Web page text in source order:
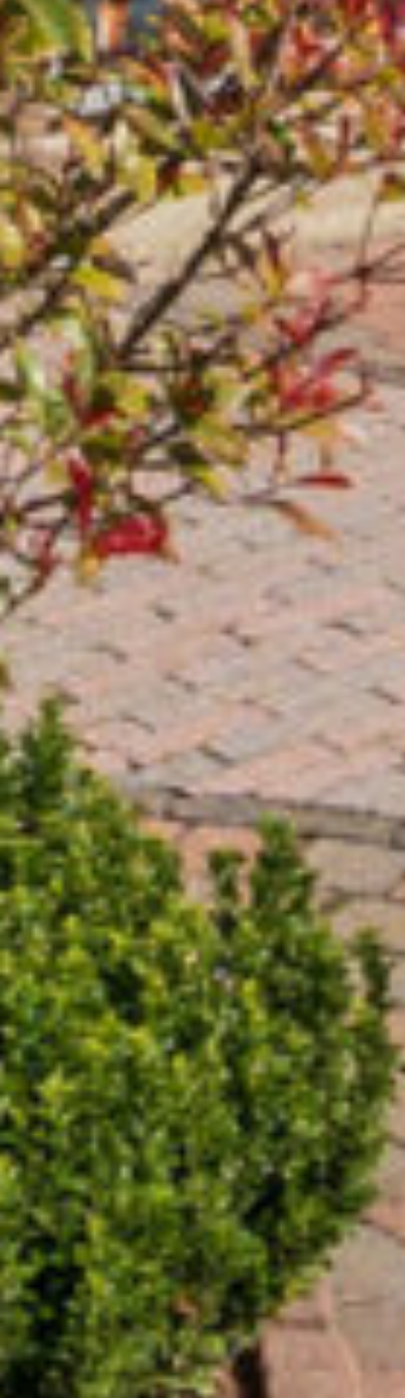
1e verdieping:
Overloop met toegang tot drie slaapkamers,
waarvan twee van goed formaat. De badkamer
bevindt zich aan de voorzijde en is voorzien van
een douche en wastafel in meubel. Deze
verdieping is netjes maar deels gedateerd en
biedt veel mogelijkheden voor modernisering.
2e verdieping:
Overloop met cv-installatie, wastafel en
dakraam. Toegang tot de vierde slaapkamer met
een dakkapel aan de achterzijde, waardoor
extra ruimte en licht ontstaat. De verdieping
biedt ruimte voor het realiseren van
bijvoorbeeld extra bergruimte of een
wasmachine-aansluiting.
Bijzonderheden:
• Fantastische ligging met vrij uitzicht voor- en
achterzijde;
• Eigen garage op het garagepleintje achter de
woning;
• Praktische aangebouwde bijkeuken;
• Gelegen naast winkelcentrum De Poelmarkt en
vlakbij basisscholen;
• 4 slaapkamers;
• Voorzien van een dakkapel aan de achterzijde;
• 9 zonnepanelen;
• Bushalte direct voor de deur met snelle
verbindingen.